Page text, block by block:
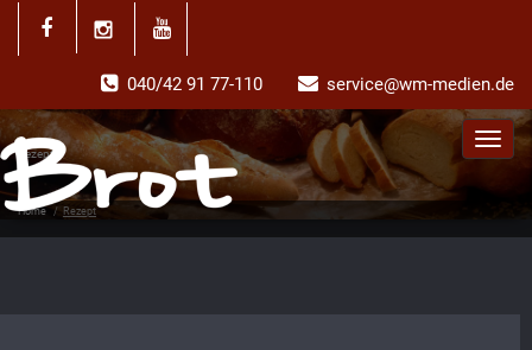
040/42 91 77-110 service@wm-medien.de
Rezept
Home / Rezept